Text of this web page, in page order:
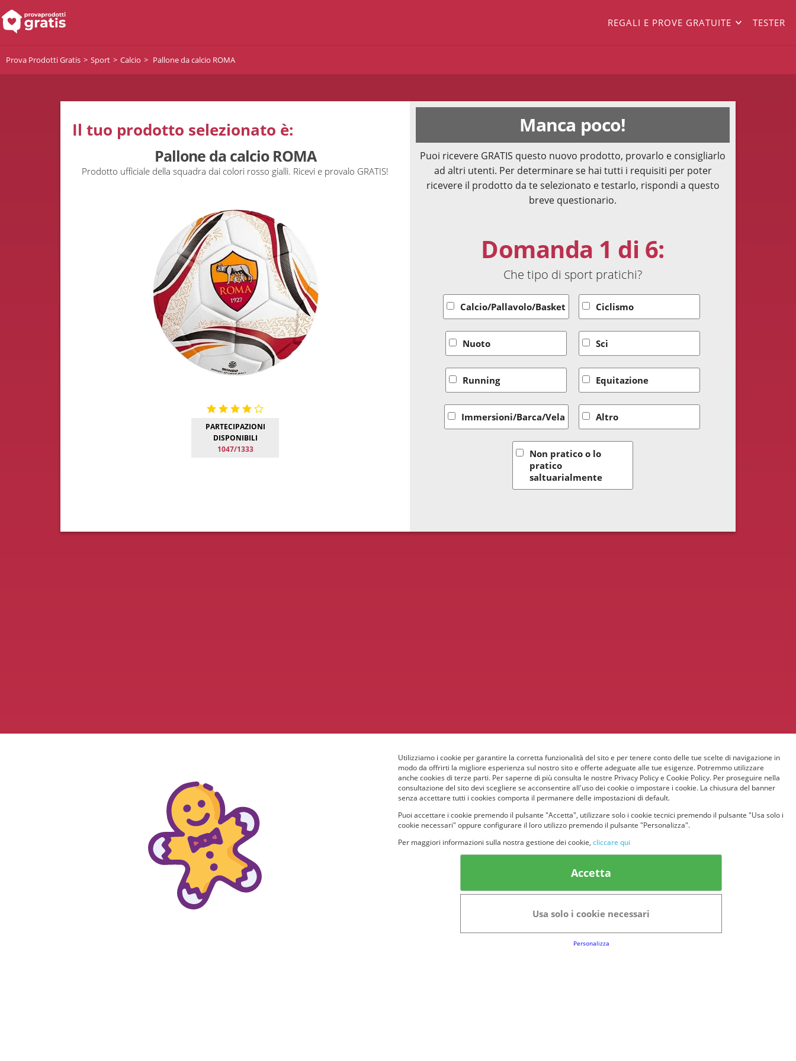
REGALI E PROVE GRATUITE TESTER
Prova Prodotti Gratis Sport Calcio Pallone da calcio ROMA
Il tuo prodotto selezionato è:
Pallone da calcio ROMA
Prodotto ufficiale della squadra dai colori rosso gialli. Ricevi e provalo GRATIS!
PARTECIPAZIONI
DISPONIBILI
1047/1333
Manca poco!
Puoi ricevere GRATIS questo nuovo prodotto, provarlo e consigliarlo
ad altri utenti. Per determinare se hai tutti i requisiti per poter
ricevere il prodotto da te selezionato e testarlo, rispondi a questo
breve questionario.
Domanda 1 di 6:
Che tipo di sport pratichi?
Calcio/Pallavolo/Basket Ciclismo
Nuoto Sci
Running Equitazione
Immersioni/Barca/Vela Altro
Non pratico o lo
pratico
saltuarialmente
© provaprodottigratis.it 2023 | All Rights Reserved.
FAQs
Regolamento del Servizio
Utilizziamo i cookie per garantire la corretta funzionalità del sito e per tenere conto delle tue scelte di navigazione in
modo da offrirti la migliore esperienza sul nostro sito e offerte adeguate alle tue esigenze. Potremmo utilizzare
anche cookies di terze parti. Per saperne di più consulta le nostre Privacy Policy e Cookie Policy. Per proseguire nella
consultazione del sito devi scegliere se acconsentire all'uso dei cookie o impostare i cookie. La chiusura del banner
senza accettare tutti i cookies comporta il permanere delle impostazioni di default.
Puoi accettare i cookie premendo il pulsante "Accetta", utilizzare solo i cookie tecnici premendo il pulsante "Usa solo i
cookie necessari" oppure configurare il loro utilizzo premendo il pulsante "Personalizza".
Per maggiori informazioni sulla nostra gestione dei cookie, cliccare qui
Accetta
Usa solo i cookie necessari
Personalizza